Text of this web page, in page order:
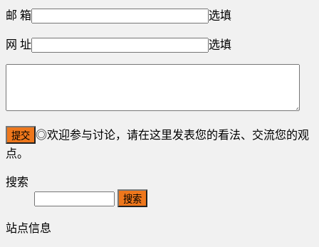
邮 箱 选填
网 址 选填
◎欢迎参与讨论，请在这里发表您的看法、交流您的观
点。
搜索
Search
站点信息